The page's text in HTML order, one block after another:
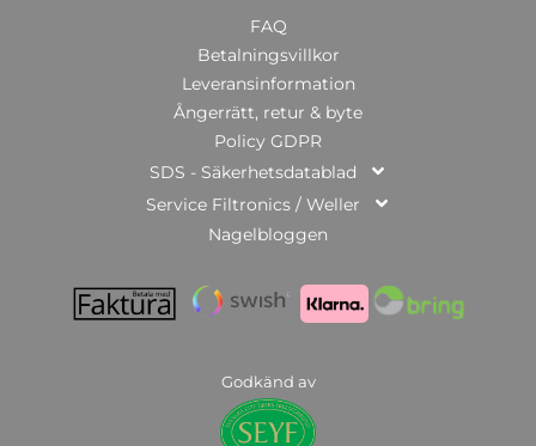
FAQ
Betalningsvillkor
Leveransinformation
Ångerrätt, retur & byte
Policy GDPR
SDS - Säkerhetsdatablad
Service Filtronics / Weller
Nagelbloggen
Godkänd av